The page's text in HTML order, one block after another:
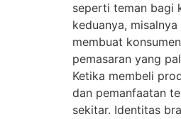
seperti teman bagi
keduanya,
membuat
pemasaran yang
Ketika membeli
dan pemanfaatan
sekitar. Identitas